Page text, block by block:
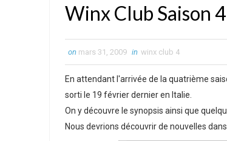
Winx Club Saison
on mars 31, 2009 in winx club 4
En attendant l'arrivée de la quatrième
sorti le 19 février dernier en Italie.
On y découvre le synopsis ainsi que
Nous devrions découvrir de nouvelles